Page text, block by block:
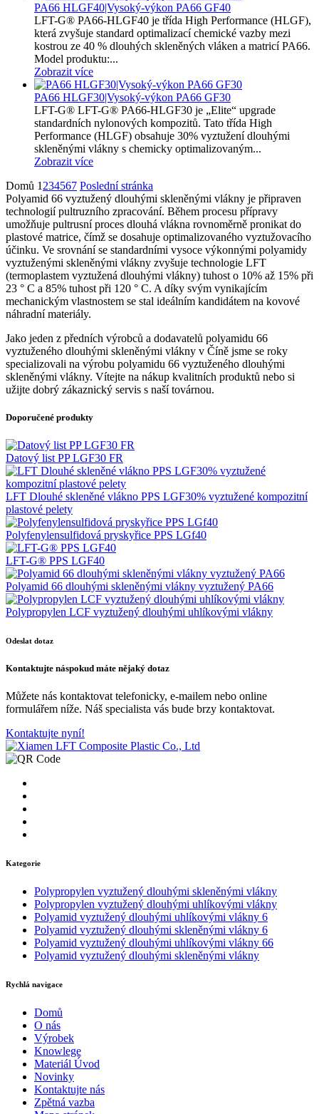
PA66 HLGF40|Vysoký-výkon PA66 GF40
LFT-G® PA66-HLGF40 je třída High Performance (HLGF),
která zvyšuje standard optimalizací chemické vazby mezi
kostrou ze 40 % dlouhých skleněných vláken a matricí PA66.
Model produktu:...
Zobrazit více
PA66 HLGF30|Vysoký-výkon PA66 GF30
LFT-G® LFT-G® PA66-HLGF30 je „Elite“ upgrade
standardních nylonových kompozitů. Tato třída High
Performance (HLGF) obsahuje 30% vyztužení dlouhými
skleněnými vlákny s chemicky optimalizovaným...
Zobrazit více
Domů 1 234567 Poslední stránka
Polyamid 66 vyztužený dlouhými skleněnými vlákny je připraven
technologií pultruzního zpracování. Během procesu přípravy
umožňuje pultrusní proces dlouhá vlákna rovnoměrně pronikat do
plastové matrice, čímž se dosahuje optimalizovaného vyztužovacího
účinku. Ve srovnání se standardními vysoce výkonnými polyamidy
vyztuženými skleněnými vlákny zvyšuje technologie LFT
(termoplastem vyztužená dlouhými vlákny) tuhost o 10% až 15% při
23 ° C a 85% tuhost při 120 ° C. A díky svým vynikajícím
mechanickým vlastnostem se stal ideálním kandidátem na kovové
náhradní materiály.
Jako jeden z předních výrobců a dodavatelů polyamidu 66
vyztuženého dlouhými skleněnými vlákny v Číně jsme se roky
specializovali na výrobu polyamidu 66 vyztuženého dlouhými
skleněnými vlákny. Vítejte na nákup kvalitních produktů nebo si
užijte dobrý zákaznický servis s naší továrnou.
Doporučené produkty
Datový list PP LGF30 FR
LFT Dlouhé skleněné vlákno PPS LGF30% vyztužené kompozitní
plastové pelety
Polyfenylensulfidová pryskyřice PPS LGf40
LFT-G® PPS LGF40
Polyamid 66 dlouhými skleněnými vlákny vyztužený PA66
Polypropylen LCF vyztužený dlouhými uhlíkovými vlákny
Odeslat dotaz
Kontaktujte náspokud máte nějaký dotaz
Můžete nás kontaktovat telefonicky, e-mailem nebo online
formulářem níže. Náš specialista vás bude brzy kontaktovat.
Kontaktujte nyní!
Kategorie
Polypropylen vyztužený dlouhými skleněnými vlákny
Polypropylen vyztužený dlouhými uhlíkovými vlákny
Polyamid vyztužený dlouhými uhlíkovými vlákny 6
Polyamid vyztužený dlouhými skleněnými vlákny 6
Polyamid vyztužený dlouhými uhlíkovými vlákny 66
Polyamid vyztužený dlouhými skleněnými vlákny
Rychlá navigace
Domů
O nás
Výrobek
Knowlege
Materiál Úvod
Novinky
Kontaktujte nás
Zpětná vazba